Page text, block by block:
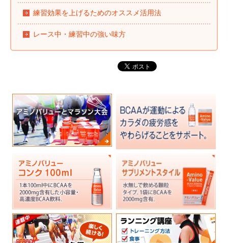
練習効果を上げるためのオススメ活用法
レース中・練習中の強い味方